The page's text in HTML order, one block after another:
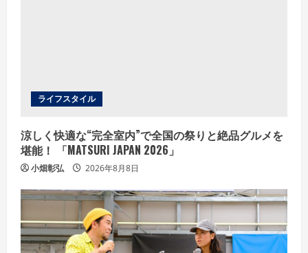
ライフスタイル
涼しく快適な“完全室内”で全国の祭りと絶品グルメを
堪能！ 「MATSURI JAPAN 2026」
小畑彰弘 2026年8月8日